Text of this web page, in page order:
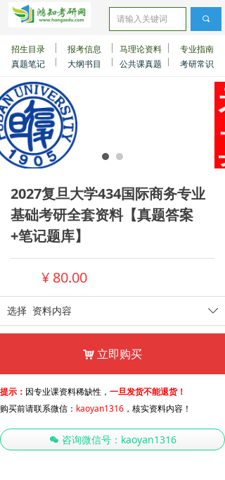
真题笔记 大纲书目 公共课真题 考研常识
招生目录 报考信息 马理论资料 专业指南
끠
2027复旦大学434国际商务专业
基础考研全套资料【真题答案
+笔记题库】
ꄳ
选择 资料内容
¥ 80.00
낙 立即购买
提示： 因专业课资料稀缺性， 一旦发货不能退货！
购买前请联系微信： kaoyan1316 ，核实资料内容！
너 咨询微信号：kaoyan1316